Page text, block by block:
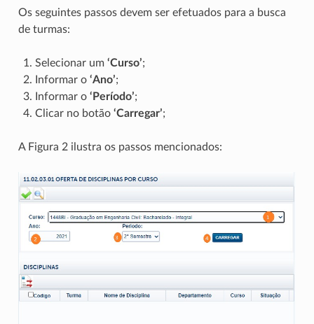
Os seguintes passos devem ser efetuados para a busca
de turmas:
Selecionar um ‘Curso’;
Informar o ‘Ano’;
Informar o ‘Período’;
Clicar no botão ‘Carregar’;
A Figura 2 ilustra os passos mencionados: